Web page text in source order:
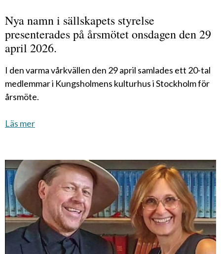
Nya namn i sällskapets styrelse
presenterades på årsmötet onsdagen den 29
april 2026.
I den varma vårkvällen den 29 april samlades ett 20-tal
medlemmar i Kungsholmens kulturhus i Stockholm för
årsmöte.
Läs mer